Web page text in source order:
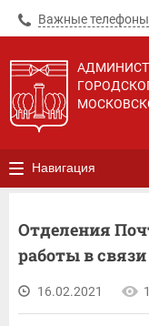
Важные телефоны
Навигация
Отделения
работы в
16.02.2021